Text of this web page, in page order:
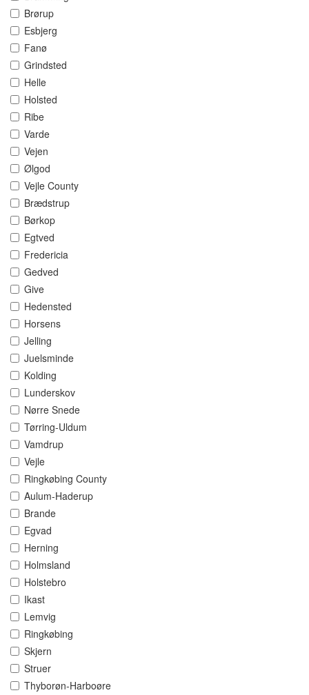
Brørup
Esbjerg
Fanø
Grindsted
Helle
Holsted
Ribe
Varde
Vejen
Ølgod
Vejle County
Brædstrup
Børkop
Egtved
Fredericia
Gedved
Give
Hedensted
Horsens
Jelling
Juelsminde
Kolding
Lunderskov
Nørre Snede
Tørring-Uldum
Vamdrup
Vejle
Ringkøbing County
Aulum-Haderup
Brande
Egvad
Herning
Holmsland
Holstebro
Ikast
Lemvig
Ringkøbing
Skjern
Struer
Thyborøn-Harboøre